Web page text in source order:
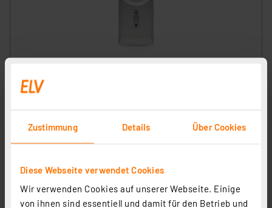
Zustimmung Details Über Cookies
Diese Webseite verwendet Cookies
Wir verwenden Cookies auf unserer Webseite. Einige
von ihnen sind essentiell und damit für den Betrieb und
Homematic IP Smart Home Türschlossantrieb, silber,
HmIP-DLD-S
Artikel-Nr. 160556
zzgl. MwSt.